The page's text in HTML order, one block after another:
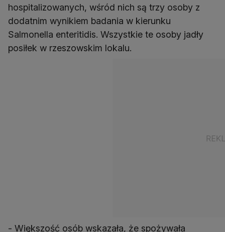
hospitalizowanych, wśród nich są trzy osoby z
dodatnim wynikiem badania w kierunku
Salmonella enteritidis. Wszystkie te osoby jadły
posiłek w rzeszowskim lokalu.
- Większość osób wskazała, że spożywała